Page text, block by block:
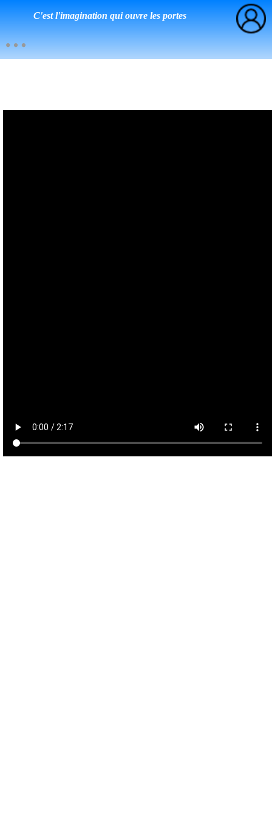
C'est l'imagination qui ouvre les portes